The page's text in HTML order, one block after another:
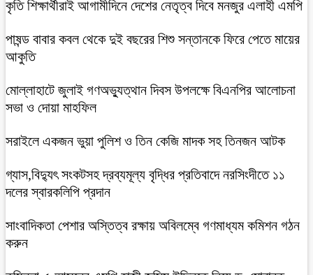
কৃতি শিক্ষার্থীরাই আগামীদিনে দেশের নেতৃত্ব দিবে মনজুর এলাহী এমপি
পাষন্ড বাবার কবল থেকে দুই বছরের শিশু সন্তানকে ফিরে পেতে মায়ের
আকুতি
মোল্লাহাটে জুলাই গণঅভ্যুত্থান দিবস উপলক্ষে বিএনপির আলোচনা
সভা ও দোয়া মাহফিল
সরাইলে একজন ভুয়া পুলিশ ও তিন কেজি মাদক সহ তিনজন আটক
গ্যাস,বিদ্যুৎ সংকটসহ দ্রব্যমূল্য বৃদ্ধির প্রতিবাদে নরসিংদীতে ১১
দলের স্বারকলিপি প্রদান
সাংবাদিকতা পেশার অস্তিত্ব রক্ষায় অবিলম্বে গণমাধ্যম কমিশন গঠন
করুন